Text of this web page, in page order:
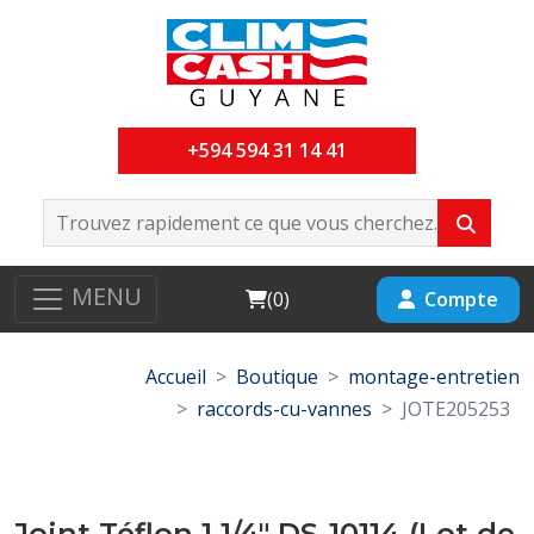
+594 594 31 14 41
MENU Cart
(0) Compte
Accueil Boutique
montage-entretien
raccords-cu-vannes
JOTE205253